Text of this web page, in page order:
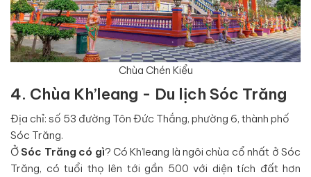
Chùa Chén Kiểu
4. Chùa Kh’leang - Du lịch Sóc Trăng
Địa chỉ: số 53 đường Tôn Đức Thắng, phường 6, thành phố
Sóc Trăng.
Ở Sóc Trăng có gì? Có Kh’leang là ngôi chùa cổ nhất ở Sóc
Trăng, có tuổi thọ lên tới gần 500 với diện tích đất hơn